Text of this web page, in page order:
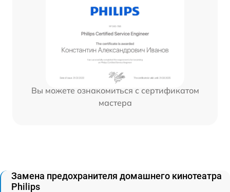
Вы можете ознакомиться с сертификатом
мастера
Замена предохранителя домашнего кинотеатра
Philips